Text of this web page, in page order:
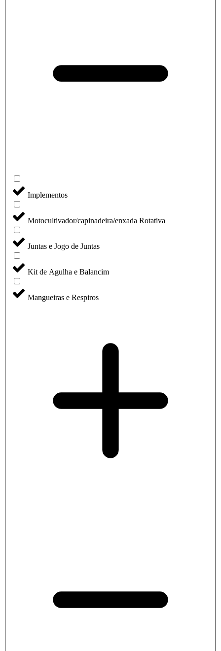
Implementos
Motocultivador/capinadeira/enxada Rotativa
Juntas e Jogo de Juntas
Kit de Agulha e Balancim
Mangueiras e Respiros